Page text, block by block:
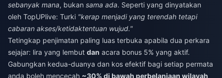
sebanyak mana, bukan sama ada. Seperti yang dinyatakan
oleh TopUPlive: Turki "kerap menjadi yang terendah tetapi
cabaran akses/ketidaktentuan wujud."
Tetingkap penjimatan paling luas terbuka apabila dua perkara
sejajar: lira yang lembut dan acara bonus 5% yang aktif.
Gabungkan kedua-duanya dan kos efektif bagi setiap permata
anda boleh mencecah ~30% di bawah perbelanjaan wilayah